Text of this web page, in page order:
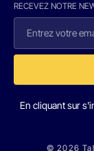
RECEVEZ NOTRE
En cliquant sur
© 2026